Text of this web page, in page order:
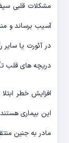
مشکلات قلبی
آسیب برساند و
در آئورت یا
دریچه های قلب
این بیماری
مادر به جنین